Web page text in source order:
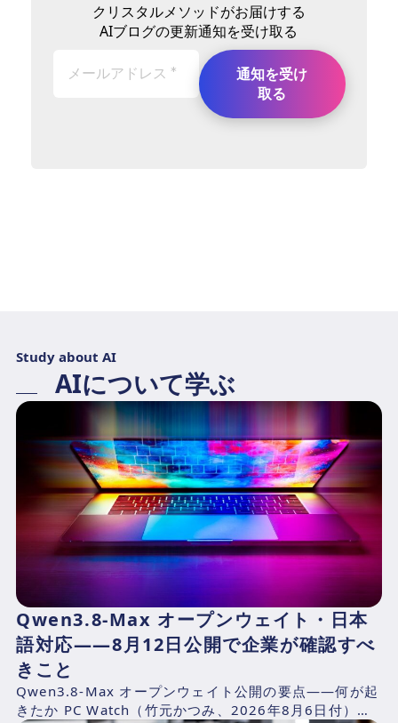
クリスタルメソッドがお届けする
AIブログの更新通知を受け取る
Study about AI
AIについて学ぶ
Qwen3.8-Max オープンウェイト・日本
語対応——8月12日公開で企業が確認すべ
きこと
Qwen3.8-Max オープンウェイト公開の要点——何が起
きたか PC Watch（竹元かつみ、2026年8月6日付）の